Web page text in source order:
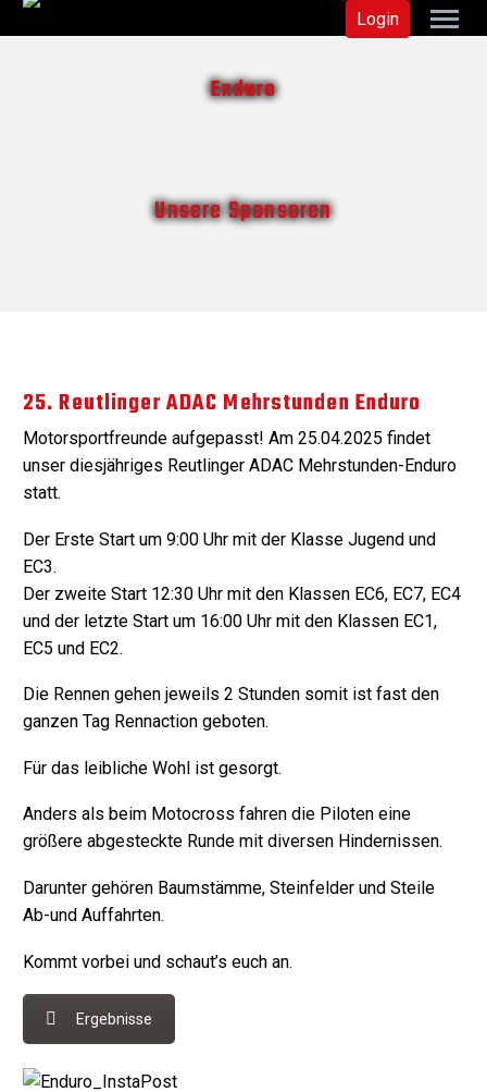
Login
Enduro
Unsere Sponsoren
25. Reutlinger ADAC Mehrstunden Enduro
Motorsportfreunde aufgepasst! Am 25.04.2025 findet
unser diesjähriges Reutlinger ADAC Mehrstunden-Enduro
statt.
Der Erste Start um 9:00 Uhr mit der Klasse Jugend und
EC3.
Der zweite Start 12:30 Uhr mit den Klassen EC6, EC7, EC4
und der letzte Start um 16:00 Uhr mit den Klassen EC1,
EC5 und EC2.
Die Rennen gehen jeweils 2 Stunden somit ist fast den
ganzen Tag Rennaction geboten.
Für das leibliche Wohl ist gesorgt.
Anders als beim Motocross fahren die Piloten eine
größere abgesteckte Runde mit diversen Hindernissen.
Darunter gehören Baumstämme, Steinfelder und Steile
Ab-und Auffahrten.
Kommt vorbei und schaut’s euch an.
Ergebnisse